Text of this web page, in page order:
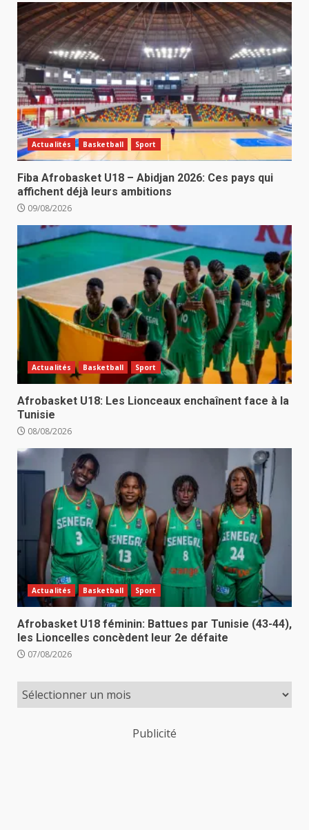
Actualités Basketball Sport
Fiba Afrobasket U18 – Abidjan 2026: Ces pays qui
affichent déjà leurs ambitions
09/08/2026
Actualités Basketball Sport
Afrobasket U18: Les Lionceaux enchaînent face à la
Tunisie
08/08/2026
Actualités Basketball Sport
Afrobasket U18 féminin: Battues par Tunisie (43-44),
les Lioncelles concèdent leur 2e défaite
07/08/2026
Publicité